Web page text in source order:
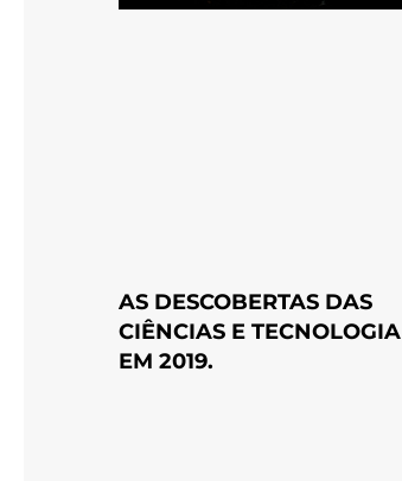
AS DESCOBERTAS DAS
CIÊNCIAS E TECNOLOGIA
EM 2019.